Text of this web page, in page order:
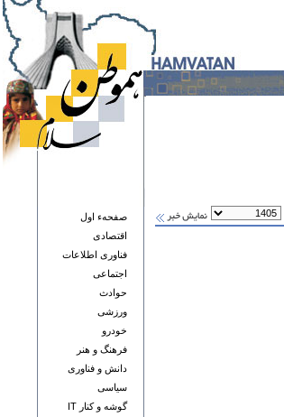
صفحهء اول
اقتصادی
فناوری اطلاعات
اجتماعی
حوادث
ورزشی
خودرو
فرهنگ و هنر
دانش و فناوری
سياسی
گوشه و کنار IT